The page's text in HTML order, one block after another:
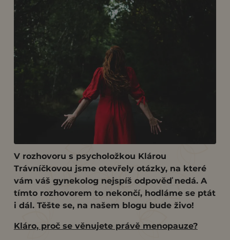
V rozhovoru s psycholožkou Klárou
Trávníčkovou jsme otevřely otázky, na které
vám váš gynekolog nejspíš odpověď nedá. A
tímto rozhovorem to nekončí, hodláme se ptát
i dál. Těšte se, na našem blogu bude živo!
Kláro, proč se věnujete právě menopauze?